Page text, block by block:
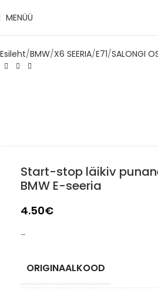
MENÜÜ
Esileht BMW X6 SEERIA E71 SALONGI
Start-stop läikiv
BMW E-seeria
4.50€
–
ORIGINAALKOOD
✔Tarne 1–3 tööpäeva jooksul